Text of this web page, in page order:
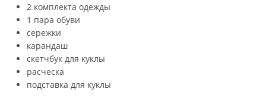
2 комплекта одежды
1 пара обуви
сережки
карандаш
скетчбук для куклы
расческа
подставка для куклы